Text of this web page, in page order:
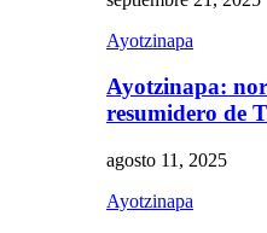
Ayotzinapa
Ayotzinapa:
resumidero de
agosto 11, 2025
Ayotzinapa